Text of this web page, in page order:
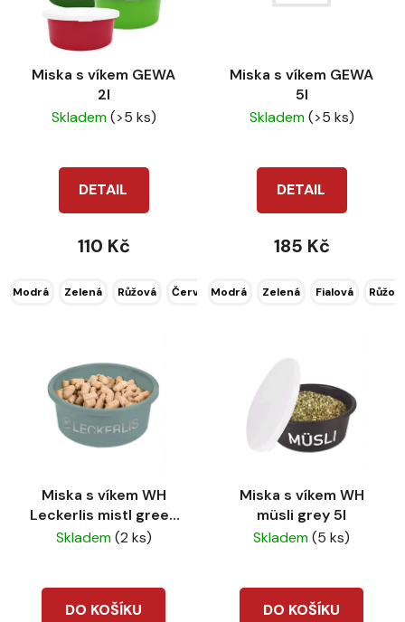
Miska s víkem GEWA
2l
Skladem(>5 ks)
DETAIL
110 Kč
Modrá Zelená Růžová Červená Světle zelená
Miska s víkem GEWA
5l
Skladem(>5 ks)
DETAIL
185 Kč
Modrá Zelená Fialová
Miska s víkem WH
Leckerlis mistl green
2l
Skladem(2 ks)
DO KOŠÍKU
Miska s víkem WH
müsli grey 5l
Skladem(5 ks)
DO KOŠÍKU